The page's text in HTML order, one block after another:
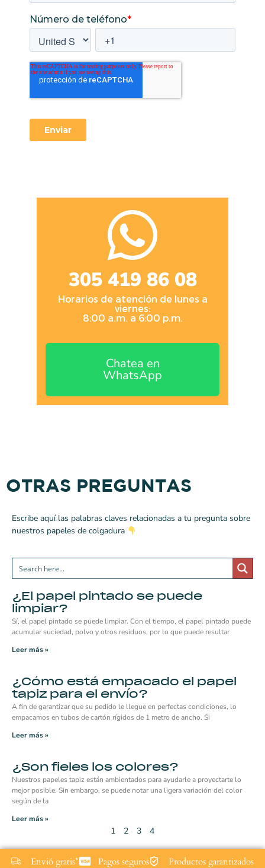
305 419 86 08
Horarios de atención de lunes a
viernes:
8:00 a.m. a 6:00 p.m.
Chatea en
WhatsApp
OTRAS PREGUNTAS
Escribe aquí las palabras claves relacionadas a tu pregunta sobre
nuestros papeles de colgadura
¿El papel pintado se puede
limpiar?
Sí, el papel pintado se puede limpiar. Con el tiempo, el papel pintado puede
acumular suciedad, polvo y otros residuos, por lo que puede resultar
Leer más »
¿Cómo está empacado el papel
tapiz para el envío?
A fin de garantizar que su pedido le llegue en perfectas condiciones, lo
empacamos en tubos de cartón rígidos de 1 metro de ancho. Si
Leer más »
¿Son fieles los colores?
Nuestros papeles tapiz están ambientados para ayudarle a proyectarte lo
mejor posible. Sin embargo, se puede notar una ligera variación del color
según de la
Leer más »
1 2 3 4
Envió gratis* Pagos seguros Productos garantizados